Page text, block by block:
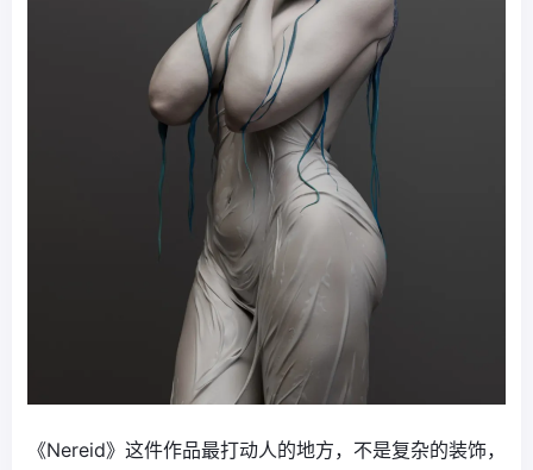
《Nereid》这件作品最打动人的地方，不是复杂的装饰，